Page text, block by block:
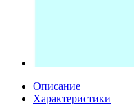
Описание
Характеристики